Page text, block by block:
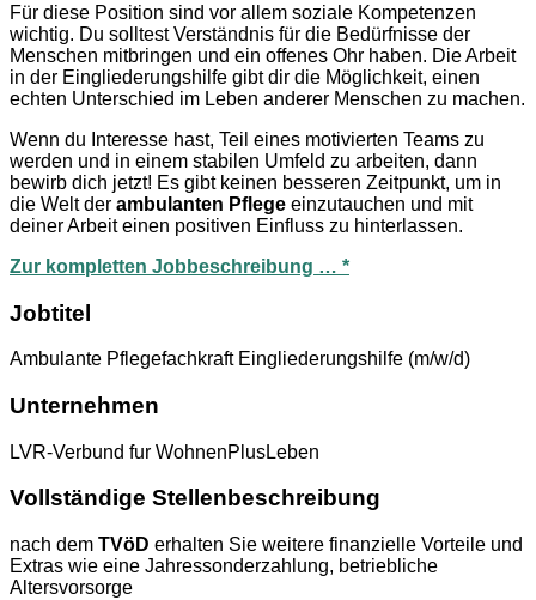
Für diese Position sind vor allem soziale Kompetenzen
wichtig. Du solltest Verständnis für die Bedürfnisse der
Menschen mitbringen und ein offenes Ohr haben. Die Arbeit
in der Eingliederungshilfe gibt dir die Möglichkeit, einen
echten Unterschied im Leben anderer Menschen zu machen.
Wenn du Interesse hast, Teil eines motivierten Teams zu
werden und in einem stabilen Umfeld zu arbeiten, dann
bewirb dich jetzt! Es gibt keinen besseren Zeitpunkt, um in
die Welt der ambulanten Pflege einzutauchen und mit
deiner Arbeit einen positiven Einfluss zu hinterlassen.
Zur kompletten Jobbeschreibung … *
Jobtitel
Ambulante Pflegefachkraft Eingliederungshilfe (m/w/d)
Unternehmen
LVR-Verbund fur WohnenPlusLeben
Vollständige Stellenbeschreibung
nach dem TVöD erhalten Sie weitere finanzielle Vorteile und
Extras wie eine Jahressonderzahlung, betriebliche
Altersvorsorge